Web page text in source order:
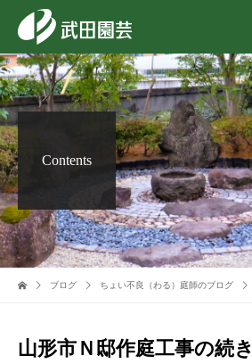
Contents
ブログ ちょい不良（わる）庭師のブログ
山形市Ｎ邸作庭工事の続き